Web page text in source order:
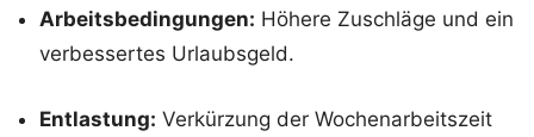
Arbeitsbedingungen: Höhere Zuschläge und ein
verbessertes Urlaubsgeld.
Entlastung: Verkürzung der Wochenarbeitszeit